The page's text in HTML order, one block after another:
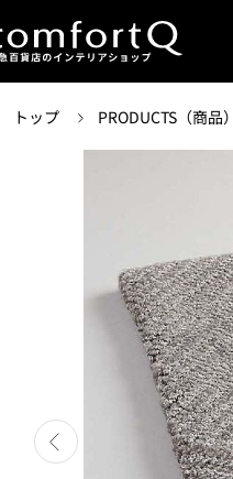
トップ PRODUCTS（商品）